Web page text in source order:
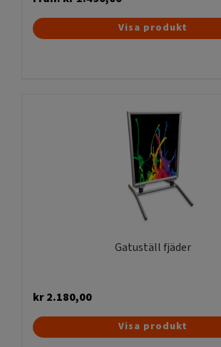
Den
här
varianter.
De
olika
alternativen
kan
väljas
Visa produkt
Gatuställ fjäder
kr2.180,00
Visa produkt